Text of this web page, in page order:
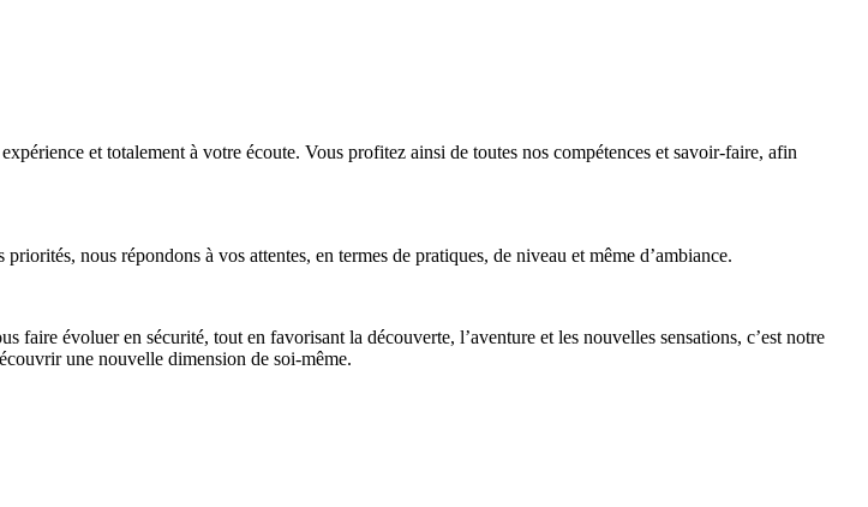
et totalement à votre écoute. Vous profitez ainsi de toutes nos compétences et savoir-faire, afin
nous répondons à vos attentes, en termes de pratiques, de niveau et même d’ambiance.
évoluer en sécurité, tout en favorisant la découverte, l’aventure et les nouvelles sensations, c’est notre
une nouvelle dimension de soi-même.